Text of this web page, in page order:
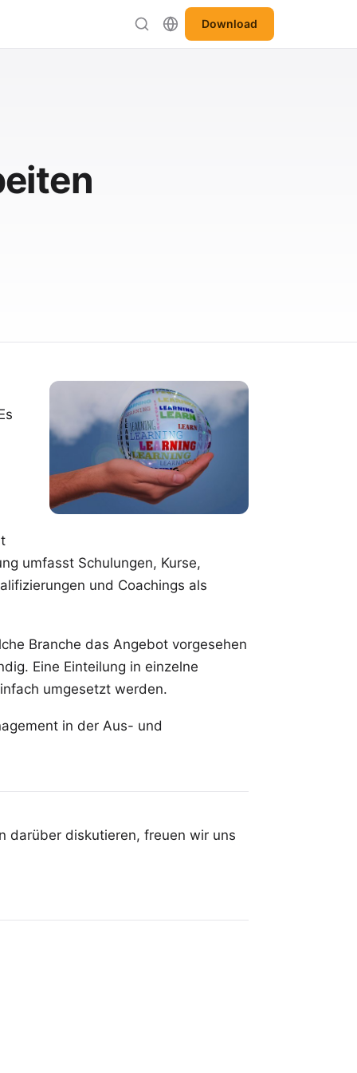
Download
umfasst Schulungen, Kurse,
und Coachings als
Branche das Angebot vorgesehen
Eine Einteilung in einzelne
umgesetzt werden.
in der Aus- und
darüber diskutieren, freuen wir uns